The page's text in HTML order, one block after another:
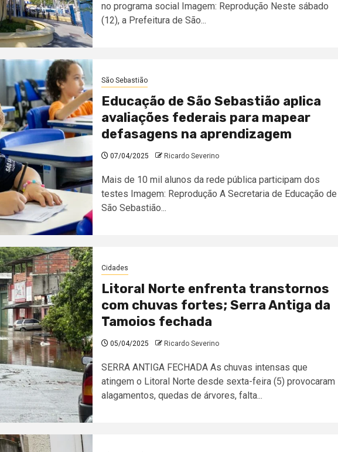
no programa social Imagem: Reprodução Neste sábado
(12), a Prefeitura de São...
São Sebastião
Educação de São Sebastião aplica
avaliações federais para mapear
defasagens na aprendizagem
07/04/2025 Ricardo Severino
Mais de 10 mil alunos da rede pública participam dos
testes Imagem: Reprodução A Secretaria de Educação de
São Sebastião...
Cidades
Litoral Norte enfrenta transtornos
com chuvas fortes; Serra Antiga da
Tamoios fechada
05/04/2025 Ricardo Severino
SERRA ANTIGA FECHADA As chuvas intensas que
atingem o Litoral Norte desde sexta-feira (5) provocaram
alagamentos, quedas de árvores, falta...